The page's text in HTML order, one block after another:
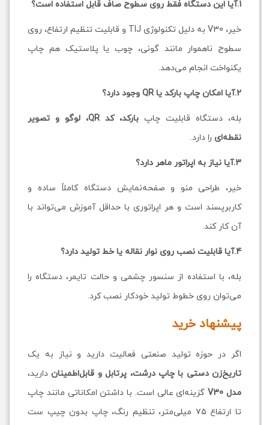
خیر، V30 به دلیل تکنولوژی TIJ و قابلیت تنظیم ارتفاع، روی
سطوح ناهموار مانند گونی، چوب یا پلاستیک هم چاپ
یکنواخت انجام می‌دهد.
بله، دستگاه قابلیت چاپ
بارکد، کد QR، لوگو و تصویر
نقطه‌ایرا دارد.
خیر، طراحی منو و صفحه‌نمایش دستگاه کاملاً ساده و
کاربرپسند است و هر اپراتوری با حداقل آموزش می‌تواند با
آن کار کند.
بله، با استفاده از سنسور چشمی و حالت تایمر، دستگاه را
می‌توان روی خطوط تولید خودکار نصب کرد.
پیشنهاد خرید
اگر در حوزه تولید صنعتی فعالیت دارید و نیاز به یک
تاریخ‌زن دستی با چاپ درشت، پرتابل و قابل‌اطمیناندارید،
مدل V30
گزینه‌ای عالی است. با داشتن امکاناتی مانند چاپ
تا ارتفاع ۷۵ میلی‌متر، تنظیم رنگ، چاپ بدون چیپ ست